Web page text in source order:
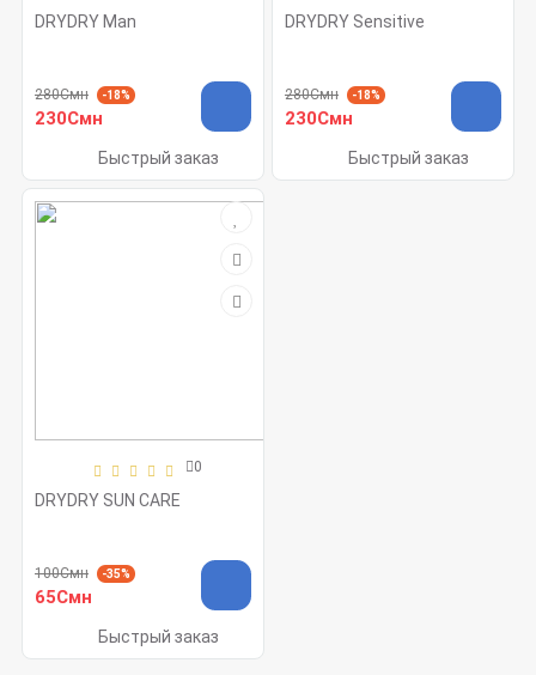
DRYDRY Man
280Смн -18%
230Смн
Быстрый заказ
DRYDRY Sensitive
280Смн -18%
230Смн
Быстрый заказ
0
DRYDRY SUN CARE
100Смн -35%
65Смн
Быстрый заказ